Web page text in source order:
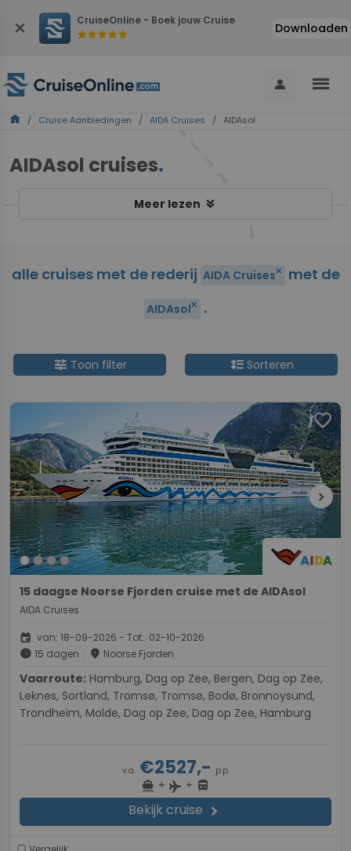
close CruiseOnline - Boek jouw Cruise
starstarstarstarstar Downloaden
person menu
home / Cruise Aanbiedingen / AIDA Cruises / AIDAsol
AIDAsol cruises.
Meer lezen keyboard_double_arrow_down
alle cruises met de rederij AIDA Cruisesclose met de
AIDAsolclose .
tune Toon filter format_line_spacingSorteren
favorite
chevron_right
15 daagse Noorse Fjorden cruise met de AIDAsol
AIDA Cruises
event van: 18-09-2026 - Tot: 02-10-2026
schedule 15 dagen place Noorse Fjorden
Vaarroute:
Leknes, Sortland, Tromsø, Tromsø, Bodø, Bronnoysund,
Trondheim, Molde, Dag op Zee, Dag op Zee, Hamburg
v.a.€2527,- p.p.
directions_boat + flight + directions_bus
Bekijk cruise chevron_right